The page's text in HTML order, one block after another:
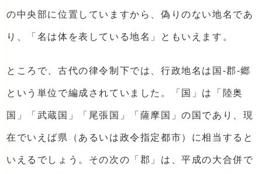
の中央部に位置していますから、偽りのない地名であ
り、「名は体を表している地名」ともいえます。
ところで、古代の律令制下では、行政地名は国‐郡‐郷
という単位で編成されていました。「国」は「陸奥
国」「武蔵国」「尾張国」「薩摩国」の国であり、現
在でいえば県（あるいは政令指定都市）に相当すると
いえるでしょう。その次の「郡」は、平成の大合併で